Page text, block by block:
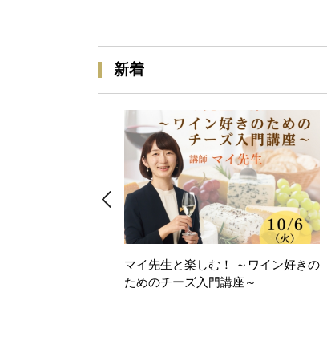
新着
マイ先生と楽しむ！ ～ワイン好きの
ためのチーズ入門講座～